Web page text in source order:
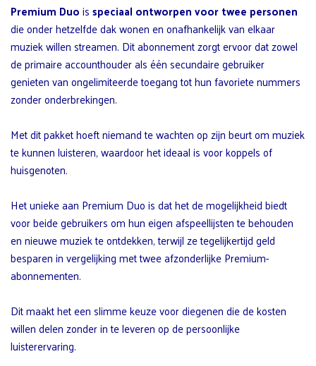
Premium Duoisspeciaal ontworpen voor twee personen
die onder hetzelfde dak wonen en onafhankelijk van elkaar
muziek willen streamen. Dit abonnement zorgt ervoor dat zowel
de primaire accounthouder als één secundaire gebruiker
genieten van ongelimiteerde toegang tot hun favoriete nummers
zonder onderbrekingen.
Met dit pakket hoeft niemand te wachten op zijn beurt om muziek
te kunnen luisteren, waardoor het ideaal is voor koppels of
huisgenoten.
Het unieke aan Premium Duo is dat het de mogelijkheid biedt
voor beide gebruikers om hun eigen afspeellijsten te behouden
en nieuwe muziek te ontdekken, terwijl ze tegelijkertijd geld
besparen in vergelijking met twee afzonderlijke Premium-
abonnementen.
Dit maakt het een slimme keuze voor diegenen die de kosten
willen delen zonder in te leveren op de persoonlijke
luisterervaring.